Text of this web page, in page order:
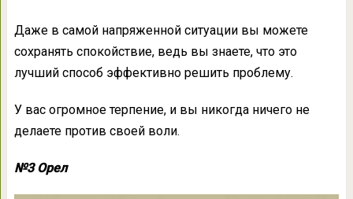
Даже в самой напряженной ситуации вы можете
сохранять спокойствие, ведь вы знаете, что это
лучший способ эффективно решить проблему.
У вас огромное терпение, и вы никогда ничего не
делаете против своей воли.
№3 Орел